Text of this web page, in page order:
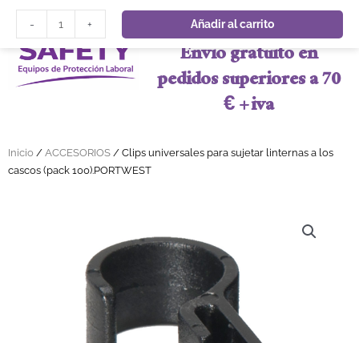
Ir al contenido
Envio gratuito en
pedidos superiores a 70
€ + iva
Inicio / ACCESORIOS / Clips universales para sujetar linternas a los
cascos (pack 100).PORTWEST
-
Clips universales para sujetar linternas a los cascos (pack
+
Añadir al carrito